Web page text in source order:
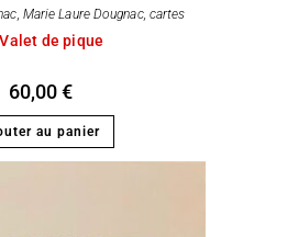
Marie Laure Dougnac, cartes
de pique
60,00€
au panier